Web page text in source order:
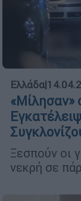
Ελλάδα|
«Μίλησαν»
Ξεσπούν οι
νεκρή σε